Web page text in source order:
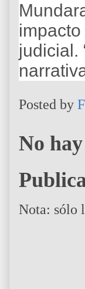
judicial.
Posted by
No
Nota: sólo